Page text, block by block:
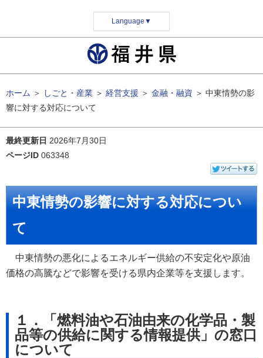
Language ▼
ホーム ＞ しごと・産業 ＞ 経営支援 ＞ 金融・融資 ＞ 中東情勢の影
響に対する対応について
最終更新日 2026年7月30日
ページID 063348
中東情勢の影響に対する対応につい
て
中東情勢の悪化によるエネルギー供給の不安定化や原油
価格の高騰などで影響を受ける県内企業等を支援します。
１．「燃料油や石油由来の化学品・製
品等の供給に関する情報提供」の窓口
について